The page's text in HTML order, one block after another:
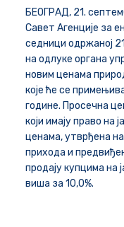
БЕОГРАД, 21.
Савет Агенције за
седници одржаној
на одлуке органа
новим ценама
које ће се
године. Просечна
који имају право на
ценама, утврђена
прихода и
продају купцима на
виша за 10,0%.